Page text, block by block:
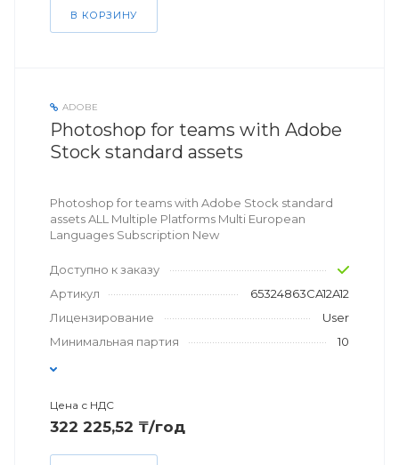
В КОРЗИНУ
ADOBE
Photoshop for teams with Adobe
Stock standard assets
Photoshop for teams with Adobe Stock standard
assets ALL Multiple Platforms Multi European
Languages Subscription New
Доступно к заказу
Артикул
65324863CA12A12
Лицензирование
User
Минимальная партия
10
Цена с НДС
322 225,52 ₸/год